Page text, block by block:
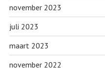
november 2023
juli 2023
maart 2023
november 2022